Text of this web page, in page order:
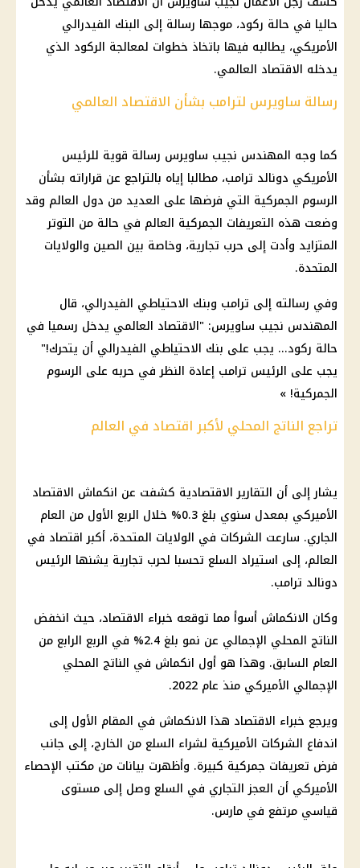
حاليا في حالة ركود، موجها رسالة إلى البنك الفيدرالي
الأمريكي، يطالبه فيها باتخاذ خطوات لمعالجة الركود الذي
يدخله الاقتصاد العالمي.
رسالة ساويرس لترامب بشأن الاقتصاد العالمي
كما وجه المهندس نجيب ساويرس رسالة قوية للرئيس
الأمريكي دونالد ترامب، مطالبا إياه بالتراجع عن قراراته بشأن
الرسوم الجمركية التي فرضها على العديد من دول العالم وقد
وضعت هذه التعريفات الجمركية العالم في حالة من التوتر
المتزايد وأدت إلى حرب تجارية، وخاصة بين الصين والولايات
المتحدة.
وفي رسالته إلى ترامب وبنك الاحتياطي الفيدرالي، قال
المهندس نجيب ساويرس: "الاقتصاد العالمي يدخل رسميا في
حالة ركود... يجب على بنك الاحتياطي الفيدرالي أن يتحرك!"
يجب على الرئيس ترامب إعادة النظر في حربه على الرسوم
الجمركية! »
تراجع الناتج المحلي لأكبر اقتصاد في العالم
يشار إلى أن التقارير الاقتصادية كشفت عن انكماش الاقتصاد
الأميركي بمعدل سنوي بلغ 0.3% خلال الربع الأول من العام
الجاري. سارعت الشركات في الولايات المتحدة، أكبر اقتصاد في
العالم، إلى استيراد السلع تحسبا لحرب تجارية يشنها الرئيس
دونالد ترامب.
وكان الانكماش أسوأ مما توقعه خبراء الاقتصاد، حيث انخفض
الناتج المحلي الإجمالي عن نمو بلغ 2.4% في الربع الرابع من
العام السابق. وهذا هو أول انكماش في الناتج المحلي
الإجمالي الأميركي منذ عام 2022.
ويرجع خبراء الاقتصاد هذا الانكماش في المقام الأول إلى
اندفاع الشركات الأميركية لشراء السلع من الخارج، إلى جانب
فرض تعريفات جمركية كبيرة. وأظهرت بيانات من مكتب الإحصاء
الأميركي أن العجز التجاري في السلع وصل إلى مستوى
قياسي مرتفع في مارس.